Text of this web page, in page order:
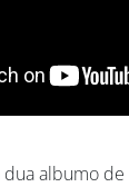
albumo de